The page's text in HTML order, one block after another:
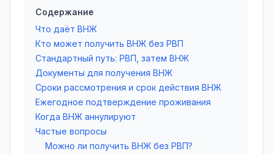
Содержание
Что даёт ВНЖ
Кто может получить ВНЖ без РВП
Стандартный путь: РВП, затем ВНЖ
Документы для получения ВНЖ
Сроки рассмотрения и срок действия ВНЖ
Ежегодное подтверждение проживания
Когда ВНЖ аннулируют
Частые вопросы
Можно ли получить ВНЖ без РВП?